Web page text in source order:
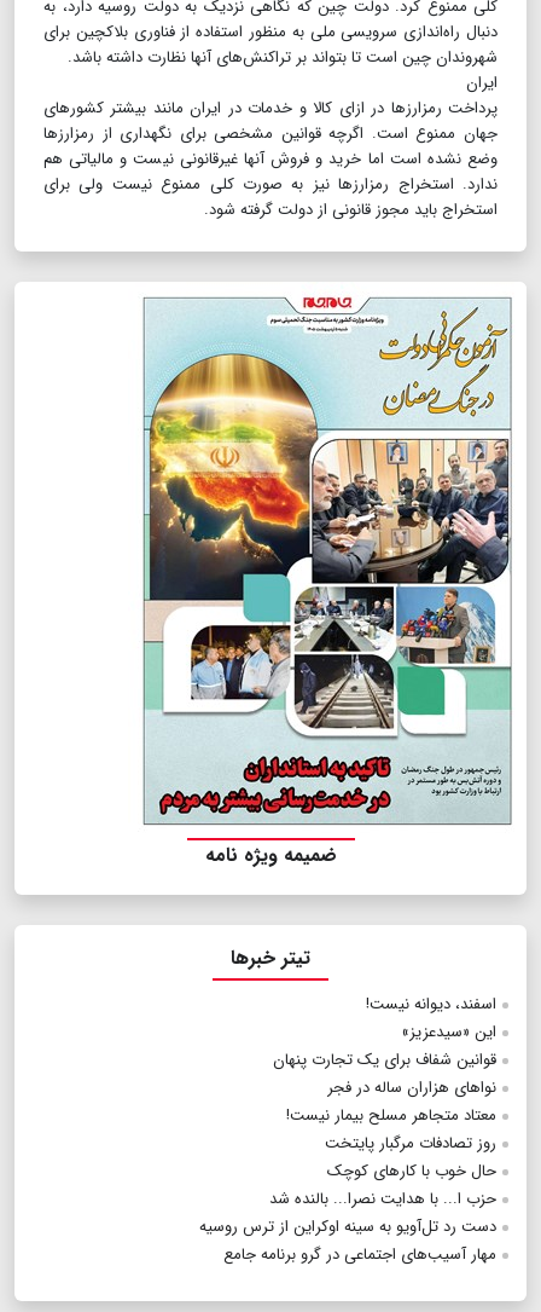
کلی ممنوع کرد. دولت چین که نگاهی نزدیک به دولت روسیه دارد، به
دنبال راه‌اندازی سرویسی ملی به منظور استفاده از فناوری بلاکچین برای
شهروندان چین است تا بتواند بر تراکنش‌های آنها نظارت داشته باشد.
ایران
پرداخت رمزارزها در ازای کالا و خدمات در ایران مانند بیشتر کشورهای
جهان ممنوع است. اگرچه قوانین مشخصی برای نگهداری از رمزارزها
وضع نشده است اما خرید و فروش آنها غیرقانونی نیست و مالیاتی هم
ندارد. استخراج رمزارزها نیز به صورت کلی ممنوع نیست ولی برای
استخراج باید مجوز قانونی از دولت گرفته شود.
ضمیمه ویژه نامه
تیتر خبرها
اسفند، دیوانه نیست!
این «سیدعزیز»
قوانین شفاف برای یک تجارت پنهان
نواهای هزاران ساله در فجر
معتاد متجاهر مسلح بیمار نیست!
روز تصادفات مرگبار پایتخت
حال خوب با کارهای کوچک
حزب ا... با هدایت نصرا... بالنده شد
دست رد تل‌آویو به سینه اوکراین از ترس روسیه
مهار آسیب‌های اجتماعی در گرو برنامه جامع